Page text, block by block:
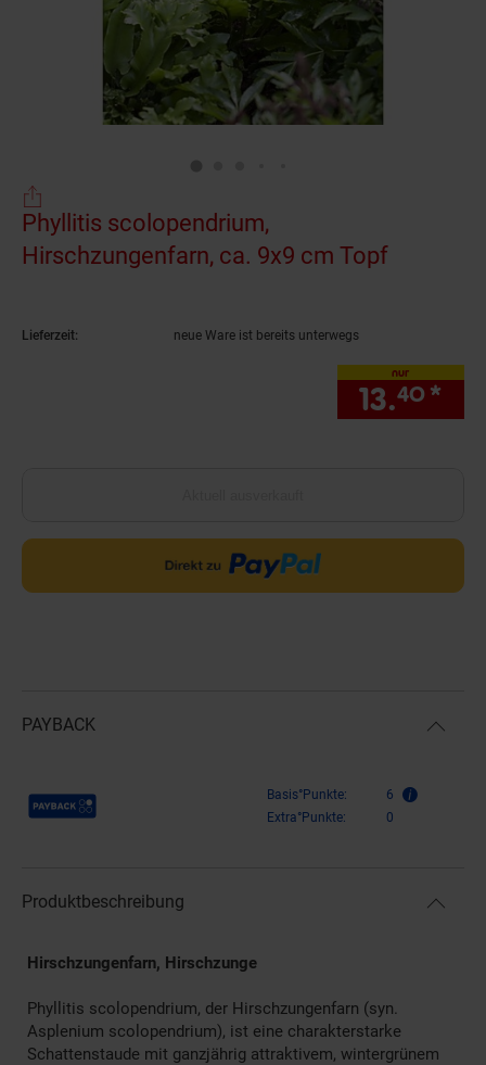
Phyllitis scolopendrium,
Hirschzungenfarn, ca. 9x9 cm Topf
Lieferzeit: neue Ware ist bereits unterwegs
nur
13.40 *
PAYBACK
Payback Punkte Basis°Punkte:
6
Extra°Punkte:
0
Produktbeschreibung
Hirschzungenfarn, Hirschzunge
Phyllitis scolopendrium, der Hirschzungenfarn (syn.
Asplenium scolopendrium), ist eine charakterstarke
Schattenstaude mit ganzjährig attraktivem, wintergrünem